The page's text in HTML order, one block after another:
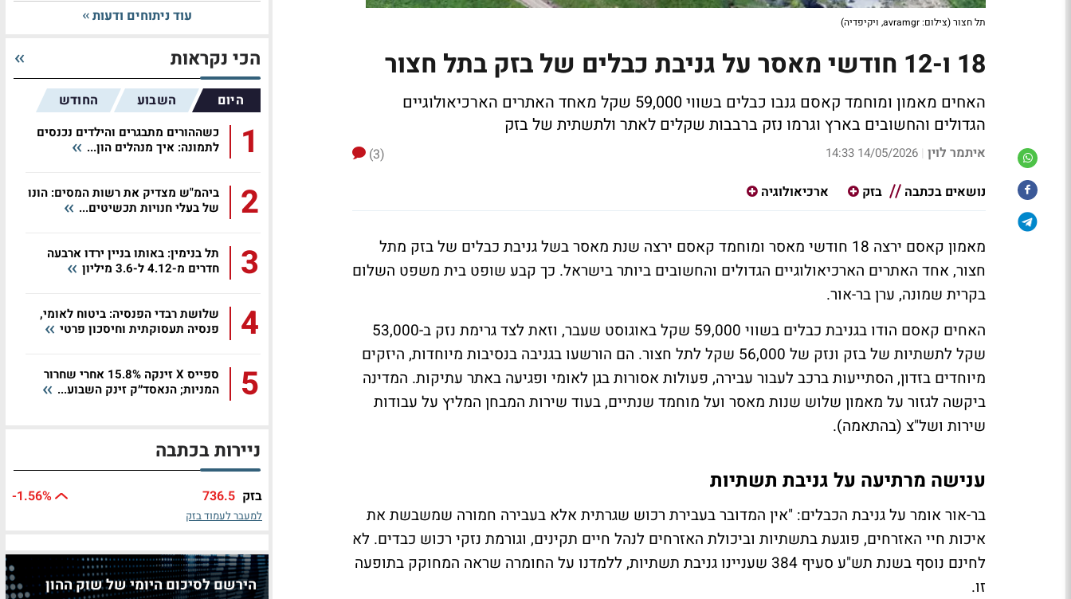
תל חצור (צילום: avramgr, ויקיפדיה)
18 ו-12 חודשי מאסר על גניבת כבלים של בזק בתל חצור
האחים מאמון ומוחמד קאסם גנבו כבלים בשווי 59,000 שקל מאחד האתרים הארכיאולוגיים
הגדולים והחשובים בארץ וגרמו נזק ברבבות שקלים לאתר ולתשתית של בזק
איתמר לוין |
14/05/2026 14:33
(3)
נושאים בכתבה
בזק ארכיאולוגיה
מאמון קאסם ירצה 18 חודשי מאסר ומוחמד קאסם ירצה שנת מאסר בשל גניבת כבלים של בזק מתל
חצור, אחד האתרים הארכיאולוגיים הגדולים והחשובים ביותר בישראל. כך קבע שופט בית משפט השלום
בקרית שמונה, ערן בר-אור.
האחים קאסם הודו בגניבת כבלים בשווי 59,000 שקל באוגוסט שעבר, וזאת לצד גרימת נזק ב-53,000
שקל לתשתיות של בזק ונזק של 56,000 שקל לתל חצור. הם הורשעו בגניבה בנסיבות מיוחדות, היזקים
מיוחדים בזדון, הסתייעות ברכב לעבור עבירה, פעולות אסורות בגן לאומי ופגיעה באתר עתיקות. המדינה
ביקשה לגזור על מאמון שלוש שנות מאסר ועל מוחמד שנתיים, בעוד שירות המבחן המליץ על עבודות
שירות ושל"צ (בהתאמה).
ענישה מרתיעה על גניבת תשתיות
בר-אור אומר על גניבת הכבלים: "אין המדובר בעבירת רכוש שגרתית אלא בעבירה חמורה שמשבשת את
איכות חיי האזרחים, פוגעת בתשתיות וביכולת האזרחים לנהל חיים תקינים, וגורמת נזקי רכוש כבדים. לא
לחינם נוסף בשנת תש"ע סעיף 384 שעניינו גניבת תשתיות, ללמדנו על החומרה שראה המחוקק בתופעה
זו.
עוד ניתוחים ודעות
הכי נקראות
היום השבוע החודש
1
כשההורים מתבגרים והילדים נכנסים
לתמונה: איך מנהלים הון...
2
ביהמ"ש מצדיק את רשות המסים: הונו
של בעלי חנויות תכשיטים...
3
תל בנימין: באותו בניין ירדו ארבעה
חדרים מ-4.12 ל-3.6 מיליון
4
שלושת רבדי הפנסיה: ביטוח לאומי,
פנסיה תעסוקתית וחיסכון פרטי
5
ספייס X זינקה 15.8% אחרי שחרור
המניות; הנאסד״ק זינק השבוע...
ניירות בכתבה
בזק 736.5
-1.56%
למעבר לעמוד בזק
הירשם לסיכום היומי של שוק ההון